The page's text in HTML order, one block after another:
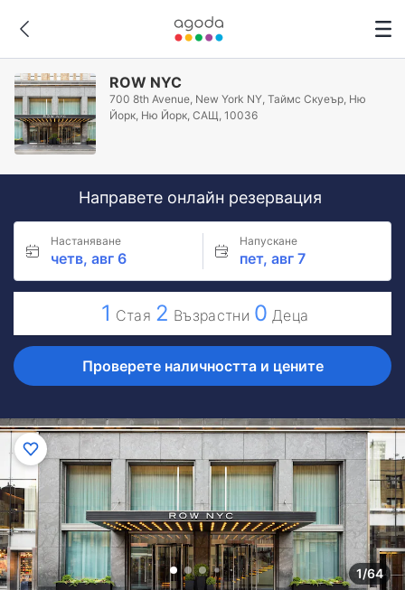
ROW NYC
700 8th Avenue, New York NY, Таймс Скуеър, Ню
Йорк, Ню Йорк, САЩ, 10036
Направете онлайн резервация
Настаняване
четв, авг 6
Напускане
пет, авг 7
1 Стая 2 Възрастни 0 Деца
Проверете наличността и цените
1/64